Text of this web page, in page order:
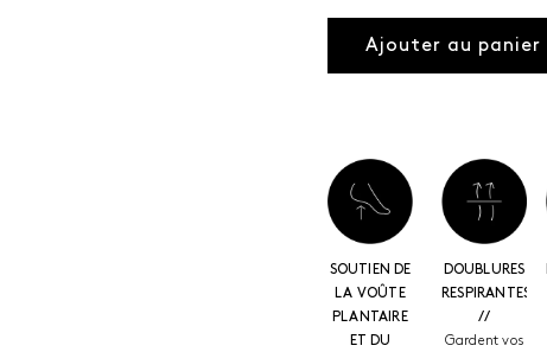
Ajouter au panier
SOUTIEN DE
LA VOÛTE
PLANTAIRE
ET DU
DOUBLURES
RESPIRANTES
//
Gardent vos